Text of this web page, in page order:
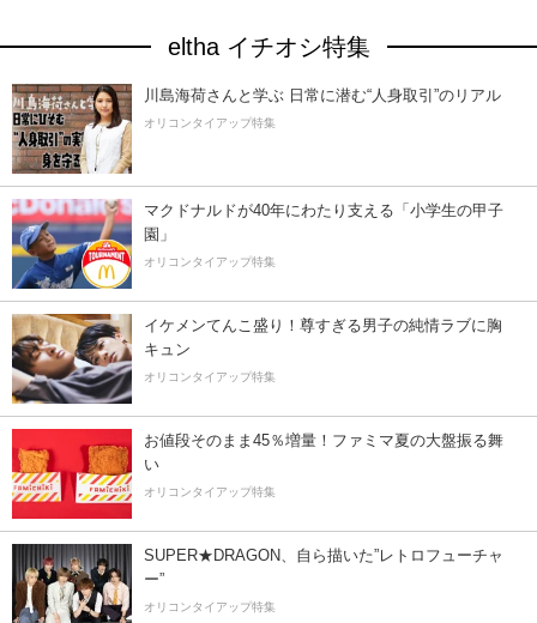
eltha イチオシ特集
川島海荷さんと学ぶ 日常に潜む“人身取引”のリアル
オリコンタイアップ特集
マクドナルドが40年にわたり支える「小学生の甲子
園」
オリコンタイアップ特集
イケメンてんこ盛り！尊すぎる男子の純情ラブに胸
キュン
オリコンタイアップ特集
お値段そのまま45％増量！ファミマ夏の大盤振る舞
い
オリコンタイアップ特集
SUPER★DRAGON、自ら描いた”レトロフューチャ
ー”
オリコンタイアップ特集